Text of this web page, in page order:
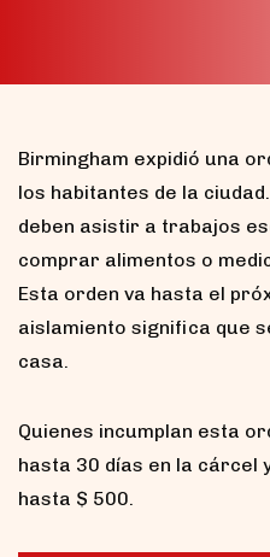
Birmingham expidió una
los habitantes de la
deben asistir a trabajos
comprar alimentos o
Esta orden va hasta el
aislamiento significa que
casa.
Quienes incumplan esta
hasta 30 días en la cárcel
hasta $ 500.